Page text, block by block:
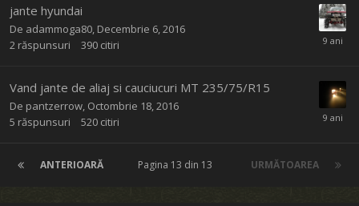
jante hyundai
De adammoga80 Decembrie 6, 2016
2 răspunsuri 390 citiri
Vand jante de aliaj si cauciucuri MT 235/75/R15
De pantzerrow Octombrie 18, 2016
5 răspunsuri 520 citiri
ANTERIOARĂ URMĂTOAREA
Pagina 13 din 13